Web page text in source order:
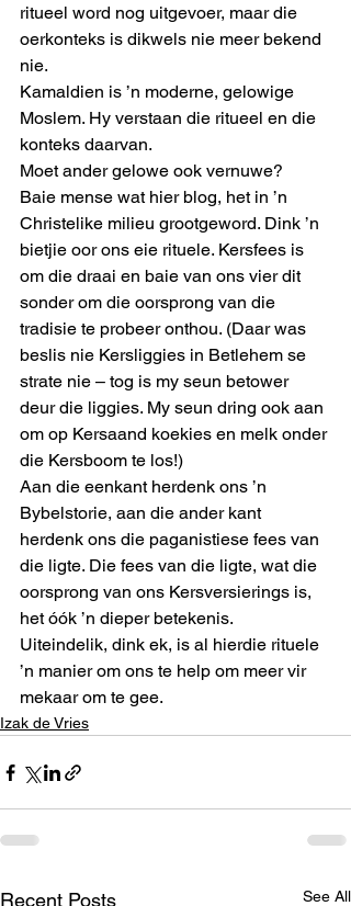
ritueel word nog uitgevoer, maar die
oerkonteks is dikwels nie meer bekend
nie.
Kamaldien is ’n moderne, gelowige
Moslem. Hy verstaan die ritueel en die
konteks daarvan.
Moet ander gelowe ook vernuwe?
Baie mense wat hier blog, het in ’n
Christelike milieu grootgeword. Dink ’n
bietjie oor ons eie rituele. Kersfees is
om die draai en baie van ons vier dit
sonder om die oorsprong van die
tradisie te probeer onthou. (Daar was
beslis nie Kersliggies in Betlehem se
strate nie – tog is my seun betower
deur die liggies. My seun dring ook aan
om op Kersaand koekies en melk onder
die Kersboom te los!)
Aan die eenkant herdenk ons ’n
Bybelstorie, aan die ander kant
herdenk ons die paganistiese fees van
die ligte. Die fees van die ligte, wat die
oorsprong van ons Kersversierings is,
het óók ’n dieper betekenis.
Uiteindelik, dink ek, is al hierdie rituele
’n manier om ons te help om meer vir
mekaar om te gee.
Izak de Vries
Recent Posts See All